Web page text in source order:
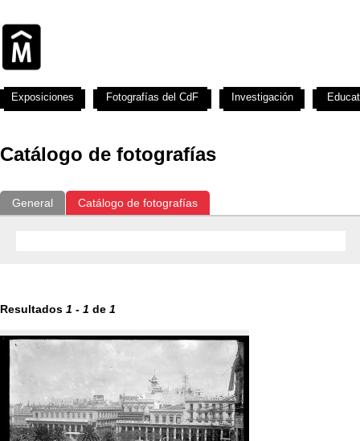
Catálogo de fotografías
General Catálogo de fotografías
Resultados 1 - 1 de 1
Exposiciones Fotografías del CdF Investigación